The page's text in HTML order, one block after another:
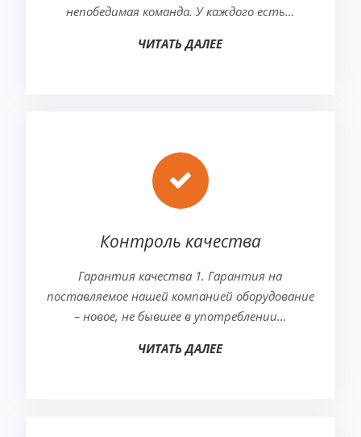
непобедимая команда. У каждого есть…
ЧИТАТЬ ДАЛЕЕ
Контроль качества
Гарантия качества 1. Гарантия на
поставляемое нашей компанией оборудование
– новое, не бывшее в употреблении…
ЧИТАТЬ ДАЛЕЕ